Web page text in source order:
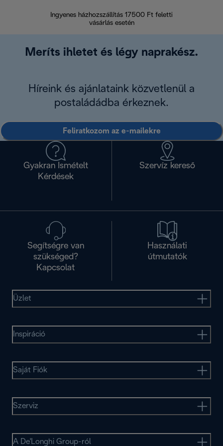
Ingyenes házhozszállítás 17500 Ft feletti
vásárlás esetén
Meríts ihletet és légy naprakész.
Híreink és ajánlataink közvetlenül a
postaládádba érkeznek.
Feliratkozom az e-mailekre
Gyakran Ismételt
Kérdések
Szervíz kereső
Segítségre van
szükséged?
Kapcsolat
Használati
útmutatók
Üzlet
Inspiráció
Saját Fiók
Szerviz
A De'Longhi Group-ról